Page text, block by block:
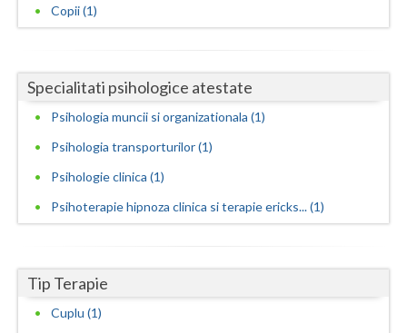
Neamt
Prahova
Salaj
Teleorman
Copii (1)
Specialitati psihologice atestate
Psihologia muncii si organizationala (1)
Psihologia transporturilor (1)
Psihologie clinica (1)
Psihoterapie hipnoza clinica si terapie ericks... (1)
Tip Terapie
Cuplu (1)